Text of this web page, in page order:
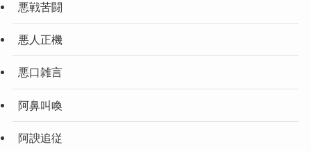
悪戦苦闘
悪人正機
悪口雑言
阿鼻叫喚
阿諛追従